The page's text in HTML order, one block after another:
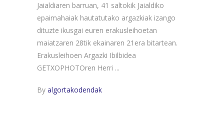
Jaialdiaren barruan, 41 saltokik Jaialdiko
epaimahaiak hautatutako argazkiak izango
dituzte ikusgai euren erakusleihoetan
maiatzaren 28tik ekainaren 21era bitartean.
Erakusleihoen Argazki Ibilbidea
GETXOPHOTOren Herri
By algortakodendak